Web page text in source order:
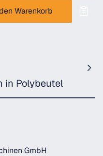
Warenkorb
in Polybeutel
GmbH